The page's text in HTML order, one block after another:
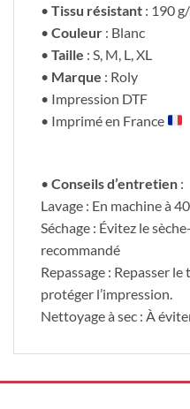
• Tissu résistant : 190
• Couleur : Blanc
• Taille : S, M, L, XL
• Marque : Roly
• Impression DTF
• Imprimé en France
• Conseils d’entretien :
Lavage : En machine à
Séchage : Évitez le
recommandé
Repassage : Repasser
protéger l’impression.
Nettoyage à sec : À